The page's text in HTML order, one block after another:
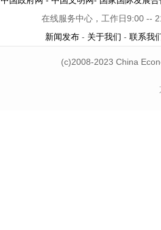
在线服务中心，工作日9:00 --
新闻发布 - 关于我们 - 联系我
(c)2008-2023 China